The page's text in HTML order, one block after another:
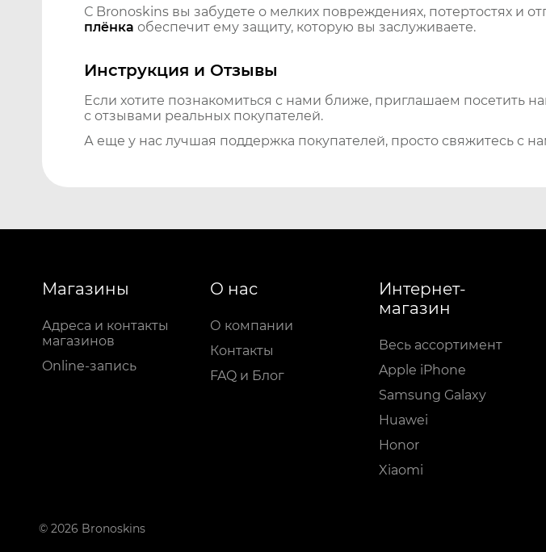
С Bronoskins вы забудете о мелких повреждениях, потертостях и
плёнка обеспечит ему защиту, которую вы заслуживаете.
Инструкция и Отзывы
Если хотите познакомиться с нами ближе, приглашаем посетить
с отзывами реальных покупателей.
А еще у нас лучшая поддержка покупателей, просто свяжитесь с
Магазины
Адреса и контакты
магазинов
Online-запись
О нас
О компании
Контакты
FAQ и Блог
Интернет-
магазин
Весь ассортимент
Apple iPhone
Samsung Galaxy
Huawei
Honor
Xiaomi
© 2026 Bronoskins